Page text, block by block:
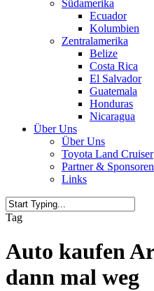
Südamerika
Ecuador
Kolumbien
Zentralamerika
Belize
Costa Rica
El Salvador
Guatemala
Honduras
Nicaragua
Über Uns
Über Uns
Toyota Land Cruiser
Partner & Sponsoren
Links
Tag
Auto kaufen
dann mal weg